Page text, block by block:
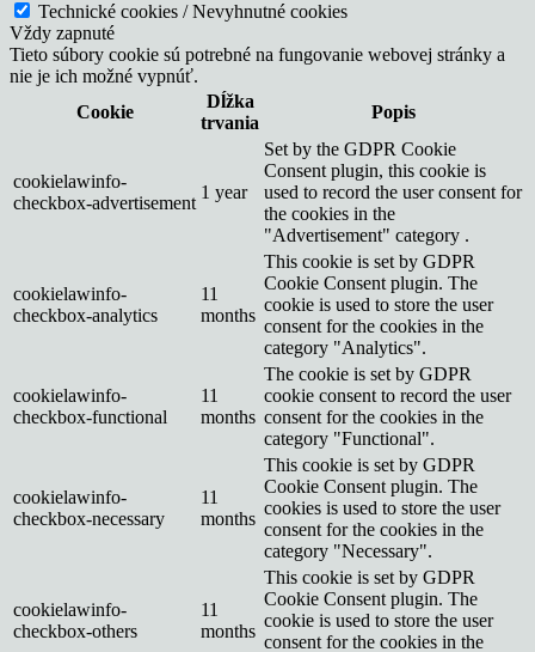
Technické cookies / Nevyhnutné cookies
Vždy zapnuté
Tieto súbory cookie sú potrebné na fungovanie webovej stránky a
nie je ich možné vypnúť.
Cookie
Dĺžka
trvania
Popis
cookielawinfo-
checkbox-advertisement
1 year
Set by the GDPR Cookie
Consent plugin, this cookie is
used to record the user consent for
the cookies in the
"Advertisement" category .
cookielawinfo-
checkbox-analytics
11
months
This cookie is set by GDPR
Cookie Consent plugin. The
cookie is used to store the user
consent for the cookies in the
category "Analytics".
cookielawinfo-
checkbox-functional
11
months
The cookie is set by GDPR
cookie consent to record the user
consent for the cookies in the
category "Functional".
cookielawinfo-
checkbox-necessary
11
months
This cookie is set by GDPR
Cookie Consent plugin. The
cookies is used to store the user
consent for the cookies in the
category "Necessary".
cookielawinfo-
checkbox-others
11
months
This cookie is set by GDPR
Cookie Consent plugin. The
cookie is used to store the user
consent for the cookies in the